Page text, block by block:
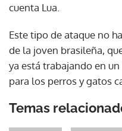
cuenta Lua.
Este tipo de ataque no
de la joven brasileña,
ya está trabajando en
para los perros y gatos
Temas